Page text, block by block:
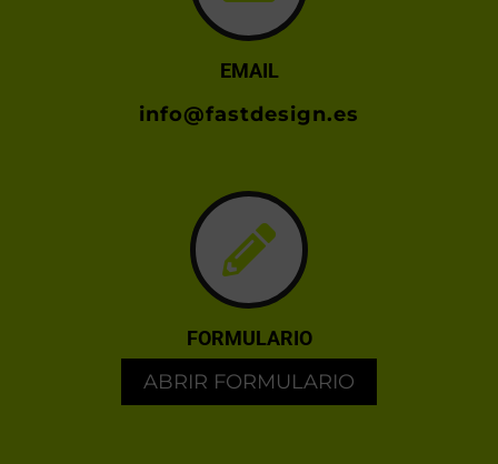
EMAIL
info@fastdesign.es
FORMULARIO
ABRIR FORMULARIO